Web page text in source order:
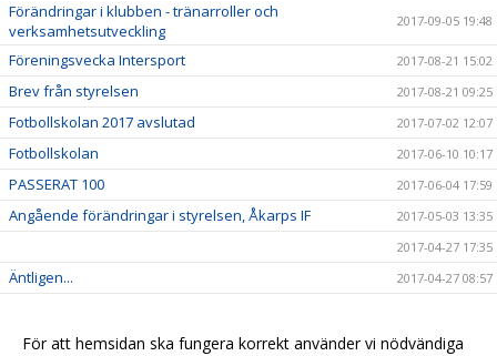
Förändringar i klubben - tränarroller och
verksamhetsutveckling
2017-09-05 19:48
Föreningsvecka Intersport 2017-08-21 15:02
Brev från styrelsen 2017-08-21 09:25
Fotbollskolan 2017 avslutad 2017-07-02 12:07
Fotbollskolan 2017-06-10 10:17
PASSERAT 100 2017-06-04 17:59
Angående förändringar i styrelsen, Åkarps IF
2017-05-03 13:35
2017-04-27 17:35
Äntligen... 2017-04-27 08:57
Nyheter i profilsortimentet 2017-02-03 08:10
För att hemsidan ska fungera korrekt använder vi nödvändiga